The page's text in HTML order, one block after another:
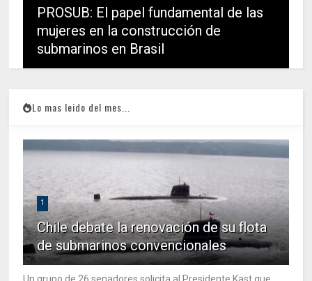
PROSUB: El papel fundamental de las
mujeres en la construcción de
submarinos en Brasil
Lo mas leido del mes...
1
Chile debate la renovación de su flota
de submarinos convencionales